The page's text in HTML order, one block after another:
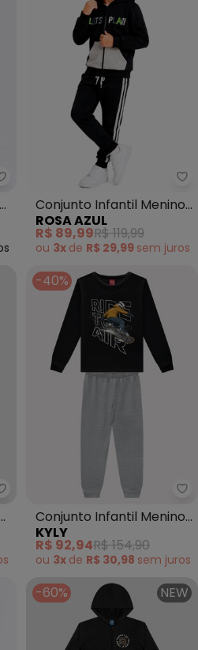
Abrange - Conjunto Básico
Conjunto Infantil Menino
Inverno Let'S Play Preto
ROSA AZUL
R$ 89,99R$ 119,99
ou 3x de R$ 29,99 sem juros
Malwee Kids - Conjunto Born
-40%
Conjunto Infantil Menino
em Algodão (Preto)
KYLY
R$ 92,94R$ 154,90
ou 3x de R$ 30,98 sem juros
-60% NEW